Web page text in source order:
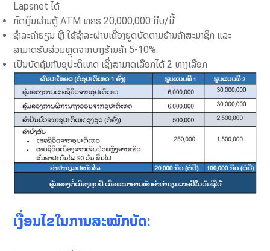
Lapsnet ໄດ້
ກົດເງິນຜ່ານຕູ້ ATM ທຄຮ 20,000,000 ກີບ/ມື້
ຊໍາລະຄ່າຮຽນ ຫຼື ໃຊ້ຊໍາລະຜ່ານເຄື່ອງຮູດບັດຕາມຮ້ານຄ້າສະມາຊິກ ແລະ
ສາມາດຮັບສ່ວນຫຼຸດຈາກບາງຮ້ານຄ້າ 5-10%.
ເປັນບັດຄຸ້ມກັນອຸປະຕິເຫດ ເຊິ່ງສາມາດເລືອກໄດ້ 2 ທາງເລືອກ
ເງື່ອນໄຂໃນການສະໝັກບັດ: